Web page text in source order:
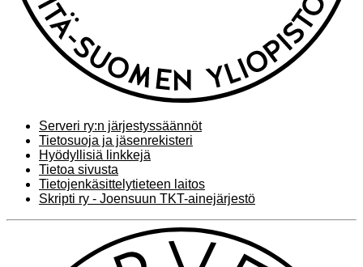
Serveri ry:n järjestyssäännöt
Tietosuoja ja jäsenrekisteri
Hyödyllisiä linkkejä
Tietoa sivusta
Tietojenkäsittelytieteen laitos
Skripti ry - Joensuun TKT-ainejärjestö